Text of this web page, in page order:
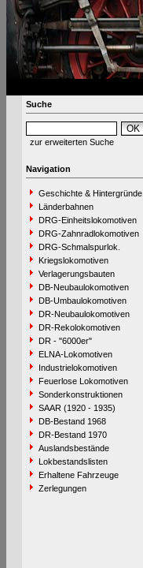
Suche
zur erweiterten Suche
Navigation
Geschichte & Hintergründe
Länderbahnen
DRG-Einheitslokomotiven
DRG-Zahnradlokomotiven
DRG-Schmalspurlok.
Kriegslokomotiven
Verlagerungsbauten
DB-Neubaulokomotiven
DB-Umbaulokomotiven
DR-Neubaulokomotiven
DR-Rekolokomotiven
DR - "6000er"
ELNA-Lokomotiven
Industrielokomotiven
Feuerlose Lokomotiven
Sonderkonstruktionen
SAAR (1920 - 1935)
DB-Bestand 1968
DR-Bestand 1970
Auslandsbestände
Lokbestandslisten
Erhaltene Fahrzeuge
Zerlegungen